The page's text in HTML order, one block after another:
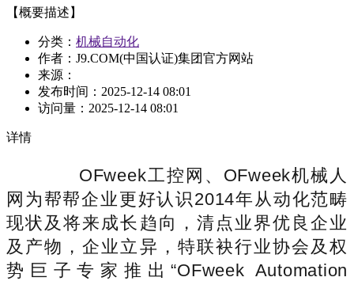
【概要描述】
分类： 机械自动化
作者：J9.COM(中国认证)集团官方网站
来源：
发布时间： 2025-12-14 08:01
访问量： 2025-12-14 08:01
详情
OFweek工控网、OFweek机械人
网为帮帮企业更好认识2014年从动化范畴
现状及将来成长趋向，清点业界优良企业
及产物，企业立异，特联袂行业协会及权
势巨子专家推出“OFweek Automation